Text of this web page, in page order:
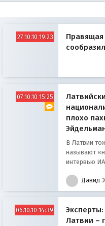
27.10.10 19:23
Правящая
07.10.10 15:25
плохо
В Латвии
называют
интервью ИА
Давид
06.10.10 14:39
Латвии –